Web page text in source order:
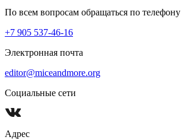
По всем вопросам обращаться по телефону
+7 905 537-46-16
Электронная почта
editor@miceandmore.org
Социальные сети
Адрес